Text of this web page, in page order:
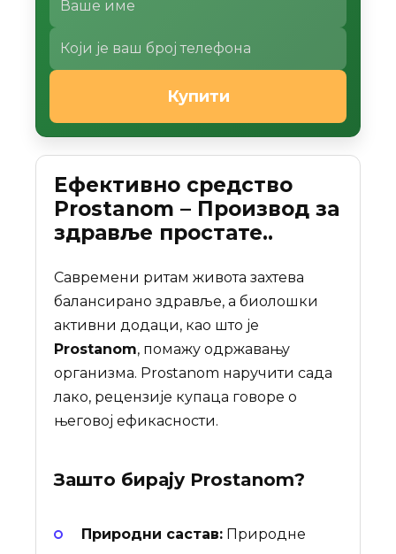
Купити
Ефективно средство
Prostanom – Производ за
здравље простате..
Савремени ритам живота захтева
балансирано здравље, а биолошки
активни додаци, као што је
Prostanom, помажу одржавању
организма. Prostanom наручити сада
лако, рецензије купаца говоре о
његовој ефикасности.
Зашто бирају Prostanom?
Природни састав: Природне